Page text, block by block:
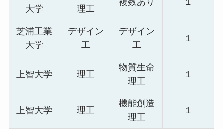
大学
理工
複数あり １
芝浦工業
大学
デザイン
工
デザイン
工
１
上智大学 理工
物質生命
理工
１
上智大学 理工
機能創造
理工
１